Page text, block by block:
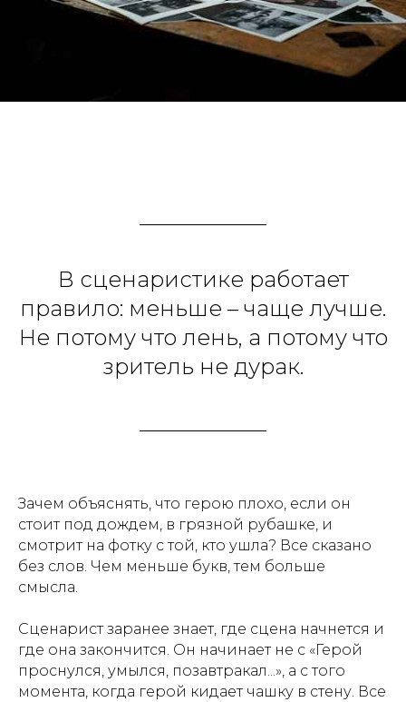
В сценаристике работает
правило: меньше – чаще лучше.
Не потому что лень, а потому что
зритель не дурак.
Зачем объяснять, что герою плохо, если он
стоит под дождем, в грязной рубашке, и
смотрит на фотку с той, кто ушла? Все сказано
без слов. Чем меньше букв, тем больше
смысла.
Сценарист заранее знает, где сцена начнется и
где она закончится. Он начинает не с «Герой
проснулся, умылся, позавтракал...», а с того
момента, когда герой кидает чашку в стену. Все